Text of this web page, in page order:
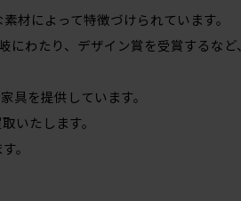
材によって特徴づけられています。
にわたり、デザイン賞を受賞するなど
具を提供しています。
いたします。
。